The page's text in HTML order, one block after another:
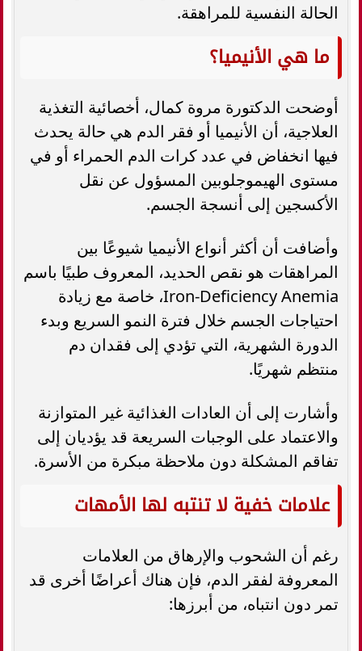
الحالة النفسية للمراهقة.
ما هي الأنيميا؟
أوضحت الدكتورة مروة كمال، أخصائية التغذية
العلاجية، أن الأنيميا أو فقر الدم هي حالة يحدث
فيها انخفاض في عدد كرات الدم الحمراء أو في
مستوى الهيموجلوبين المسؤول عن نقل
الأكسجين إلى أنسجة الجسم.
وأضافت أن أكثر أنواع الأنيميا شيوعًا بين
المراهقات هو نقص الحديد، المعروف طبيًا باسم
Iron-Deficiency Anemia، خاصة مع زيادة
احتياجات الجسم خلال فترة النمو السريع وبدء
الدورة الشهرية، التي تؤدي إلى فقدان دم
منتظم شهريًا.
وأشارت إلى أن العادات الغذائية غير المتوازنة
والاعتماد على الوجبات السريعة قد يؤديان إلى
تفاقم المشكلة دون ملاحظة مبكرة من الأسرة.
علامات خفية لا تنتبه لها الأمهات
رغم أن الشحوب والإرهاق من العلامات
المعروفة لفقر الدم، فإن هناك أعراضًا أخرى قد
تمر دون انتباه، من أبرزها: